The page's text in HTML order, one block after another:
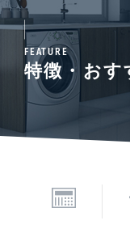
FEATURE
特徴・おす